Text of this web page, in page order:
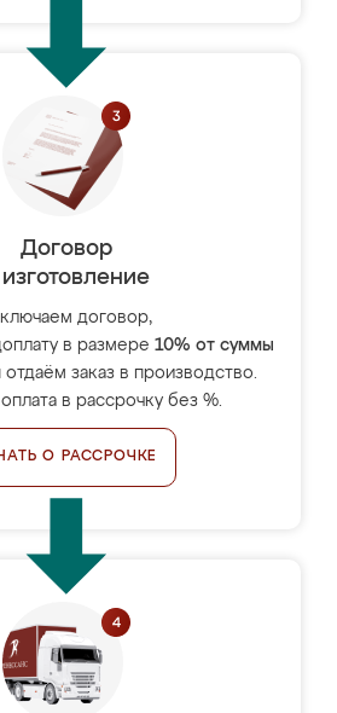
Договор
договор,
в размере 10% от суммы
отдаём заказ в производство.
в рассрочку без %.
О РАССРОЧКЕ